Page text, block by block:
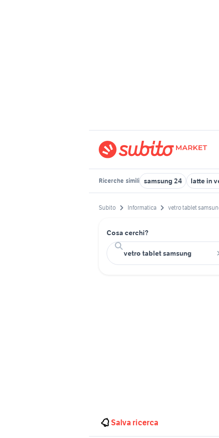
Ricerche simili samsung 24 latte in
Subito Informatica vetro tablet
Cosa cerchi?
Salva ricerca